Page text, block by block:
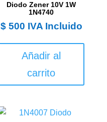
Diodo Zener 10V 1W
1N4740
$500 IVA Incluido
Añadir al
carrito